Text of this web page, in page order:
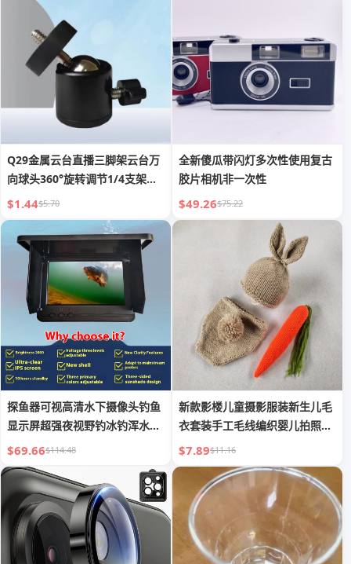
Q29金属云台直播三脚架云台万
向球头360°旋转调节1/4支架小
云台
$1.44$5.70
全新傻瓜带闪灯多次性使用复古
胶片相机非一次性
$49.26$75.22
探鱼器可视高清水下摄像头钓鱼
显示屏超强夜视野钓冰钓浑水找
鱼窝
$69.66$114.48
新款影楼儿童摄影服装新生儿毛
衣套装手工毛线编织婴儿拍照服
兔子
$7.89$11.16